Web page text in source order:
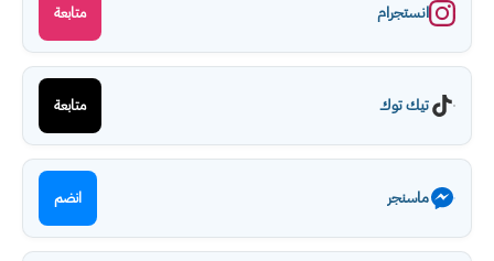
انستجرام متابعة
تيك توك متابعة
ماسنجر انضم